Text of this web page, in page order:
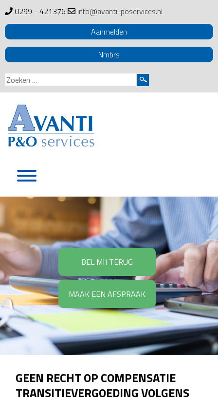
0299 - 421376
info@avanti-poservices.nl
Aanmelden
Nmbrs
Zoeken
naar:
BEL MIJ TERUG
MAAK EEN AFSPRAAK
GEEN RECHT OP COMPENSATIE
TRANSITIEVERGOEDING VOLGENS